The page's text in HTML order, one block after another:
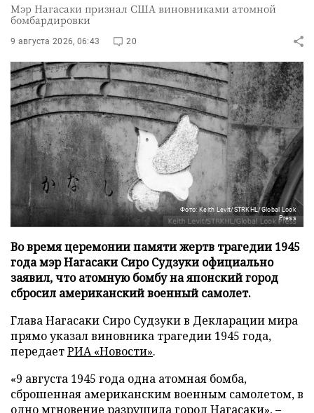
Мэр Нагасаки признал США виновниками атомной
бомбардировки
9 августа 2026, 06:43 20
Фото: Keith Levit/STRKHL/Global Look
Press
Во время церемонии памяти жертв трагедии 1945
года мэр Нагасаки Сиро Судзуки официально
заявил, что атомную бомбу на японский город
сбросил американский военный самолет.
Глава Нагасаки Сиро Судзуки в Декларации мира
прямо указал виновника трагедии 1945 года,
передаетРИА «Новости».
«9 августа 1945 года одна атомная бомба,
сброшенная американским военным самолетом, в
одно мгновение разрушила город Нагасаки», –